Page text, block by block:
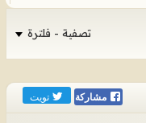
تصفية - فلترة
مشاركة تويت